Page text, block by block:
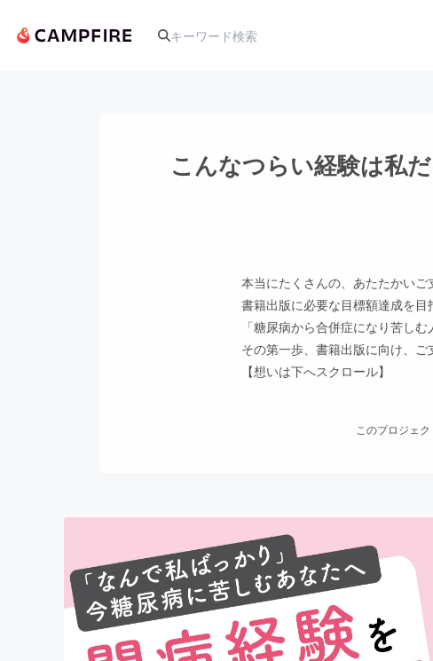
人気のプロジェクト注目
書
ビジネス・起業
こんなつらい経験は私
本当にたくさんの、あたたかいご
書籍出版に必要な目標額達成を目
「糖尿病から合併症になり苦しむ
その第一歩、書籍出版に向け、ご
【想いは下へスクロール】
このプロジェ